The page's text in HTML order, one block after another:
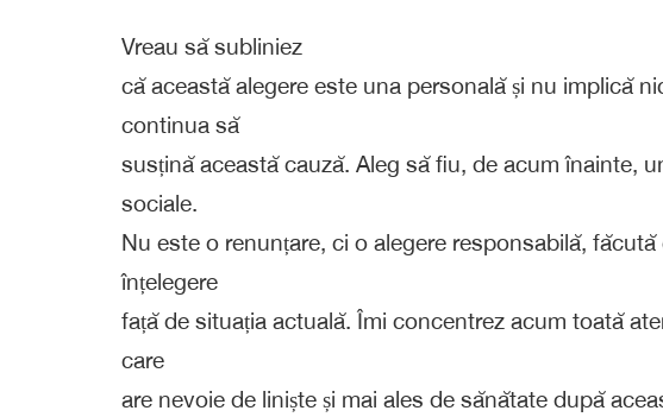
Vreau să subliniez
că această alegere este una personală și nu implică
continua să
susțină această cauză. Aleg să fiu, de acum înainte,
sociale.
Nu este o renunțare, ci o alegere responsabilă,
înțelegere
față de situația actuală. Îmi concentrez acum toată
care
are nevoie de liniște și mai ales de sănătate după